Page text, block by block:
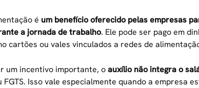
é um benefício oferecido pelas empresas
a jornada de trabalho. Ele pode ser pago em
cartões ou vales vinculados a redes de
um incentivo importante, oauxílio não integra o
FGTS. Isso vale especialmente quando a empresa